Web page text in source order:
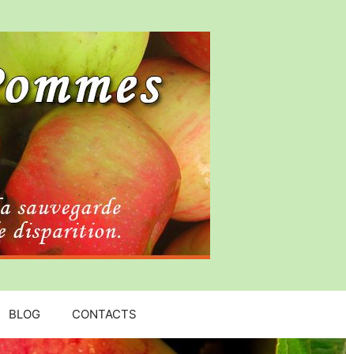
BLOG CONTACTS